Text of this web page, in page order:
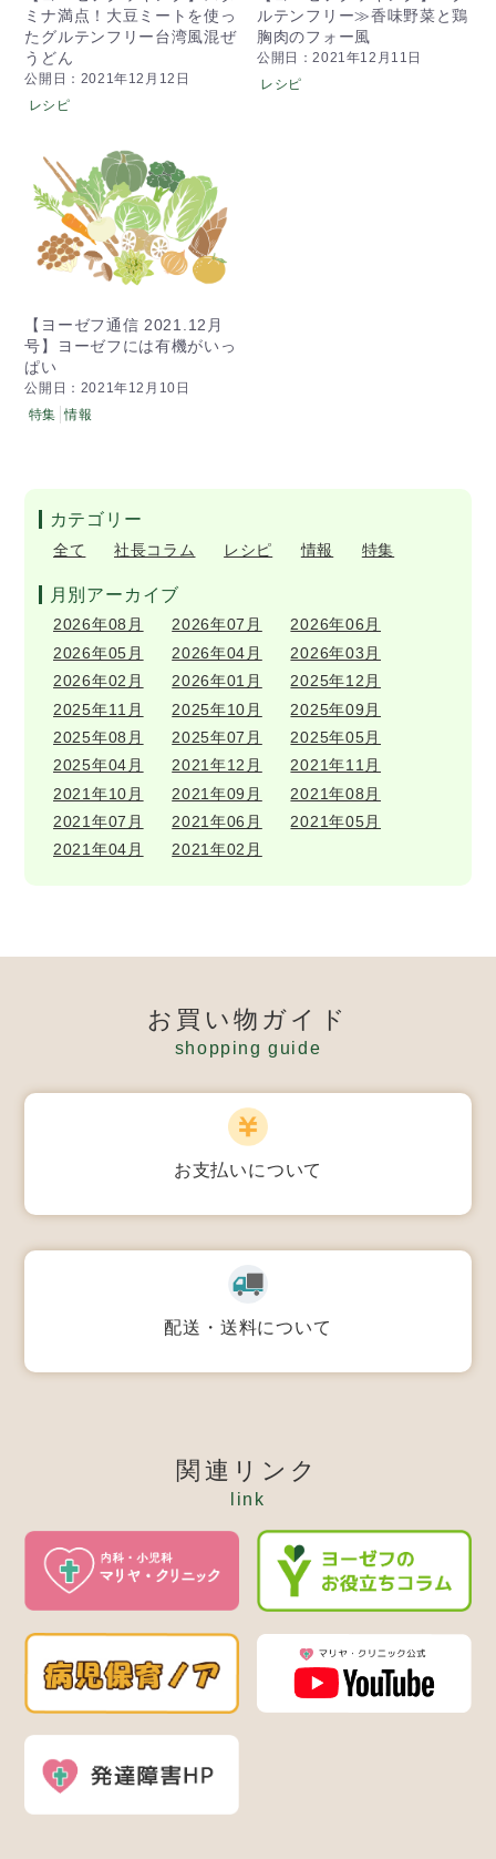
ミナ満点！大豆ミートを使っ
たグルテンフリー台湾風混ぜ
うどん
公開日：2021年12月12日
レシピ
ルテンフリー≫香味野菜と鶏
胸肉のフォー風
公開日：2021年12月11日
レシピ
【ヨーゼフ通信 2021.12月
号】ヨーゼフには有機がいっ
ぱい
公開日：2021年12月10日
特集 情報
カテゴリー
全て 社長コラム レシピ 情報 特集
月別アーカイブ
2026年08月 2026年07月
2026年06月
2026年05月
2026年04月
2026年03月
2026年02月
2026年01月
2025年12月
2025年11月
2025年10月
2025年09月
2025年08月
2025年07月
2025年05月
2025年04月
2021年12月
2021年11月
2021年10月
2021年09月
2021年08月
2021年07月
2021年06月
2021年05月
2021年04月
2021年02月
お買い物ガイド
shopping guide
お支払いについて
配送・送料について
関連リンク
link